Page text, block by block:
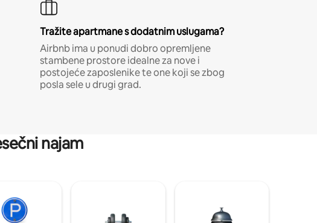
Tražite apartmane s dodatnim uslugama?
Airbnb ima u ponudi dobro opremljene
stambene prostore idealne za nove i
postojeće zaposlenike te one koji se zbog
posla sele u drugi grad.
najam